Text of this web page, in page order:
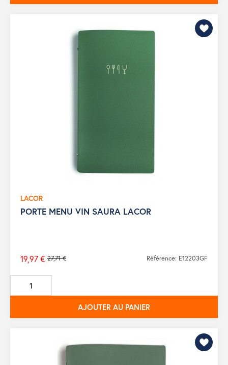
LACOR
PORTE MENU VIN SAURA LACOR
Prix
de
base
27,71 €
19,97 € Référence: E12203GF
AJOUTER AU PANIER